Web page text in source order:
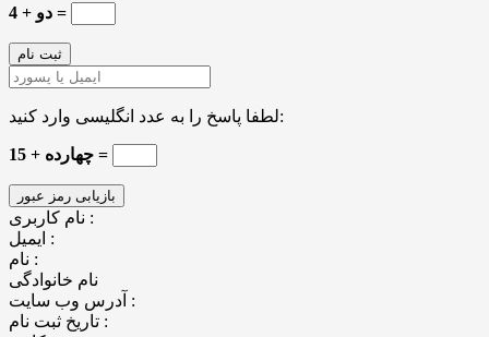
دو + 4 =
لطفا پاسخ را به عدد انگلیسی وارد کنید:
چهارده + 15 =
نام کاربری :
ایمیل :
نام :
نام خانوادگی
آدرس وب سایت :
تاریخ ثبت نام :